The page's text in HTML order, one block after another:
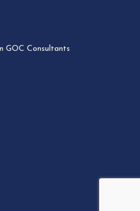
GOC Consultants